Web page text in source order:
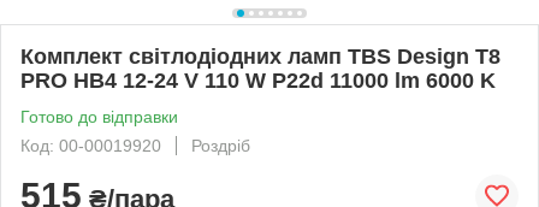
Комплект світлодіодних ламп TBS Design T8
PRO HB4 12-24 V 110 W P22d 11000 lm 6000 K
Готово до відправки
Код: 00-00019920
Роздріб
515 ₴/пара